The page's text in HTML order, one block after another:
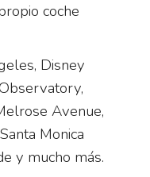
coche
Disney
Avenue,
Monica
y mucho más.